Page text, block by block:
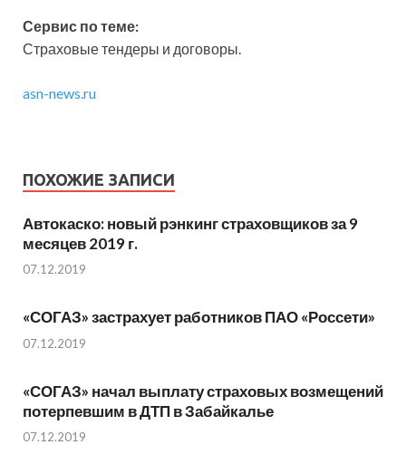
Сервис по теме:
Страховые тендеры и договоры.
asn-news.ru
ПОХОЖИЕ ЗАПИСИ
Автокаско: новый рэнкинг страховщиков за 9
месяцев 2019 г.
07.12.2019
«СОГАЗ» застрахует работников ПАО «Россети»
07.12.2019
«СОГАЗ» начал выплату страховых возмещений
потерпевшим в ДТП в Забайкалье
07.12.2019